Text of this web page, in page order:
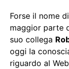
Forse il nome di
maggior parte
suo collega
oggi la
riguardo al